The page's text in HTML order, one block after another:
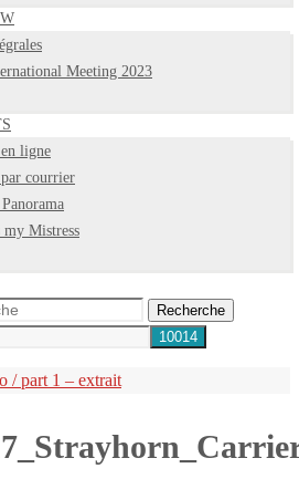
Meeting 2023
ligne
courrier
my Mistress
Recherche
/ part 1 – extrait